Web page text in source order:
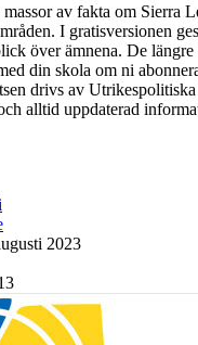
av fakta om Sierra
I gratisversionen
över ämnena. De
din skola om ni
drivs av
alltid uppdaterad
2023